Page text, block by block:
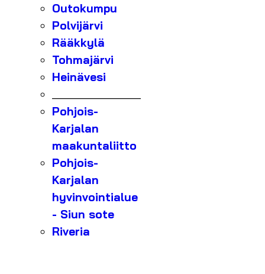
Outokumpu
Polvijärvi
Rääkkylä
Tohmajärvi
Heinävesi
Pohjois-
Karjalan
maakuntaliitto
Pohjois-
Karjalan
hyvinvointialue
- Siun sote
Riveria